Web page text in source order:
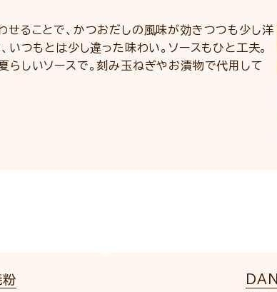
せることで、かつおだしの風味が効きつつも少し洋
いつもとは少し違った味わい。ソースもひと工夫。
らしいソースで。刻み玉ねぎやお漬物で代用して